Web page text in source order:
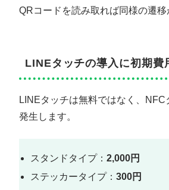
QRコードを読み取れば同様の遷移
LINEタッチの導入に初期費
LINEタッチは無料ではなく、
発生します。
スタンドタイプ：2,000円
ステッカータイプ：300円